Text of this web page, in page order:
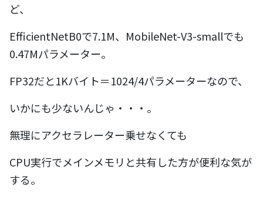
ど、
EfficientNetB0で7.1M、MobileNet-V3-smallでも
0.47Mパラメーター。
FP32だと1Kバイト＝1024/4パラメーターなので、
いかにも少ないんじゃ・・・。
無理にアクセラレーター乗せなくても
CPU実行でメインメモリと共有した方が便利な気が
する。